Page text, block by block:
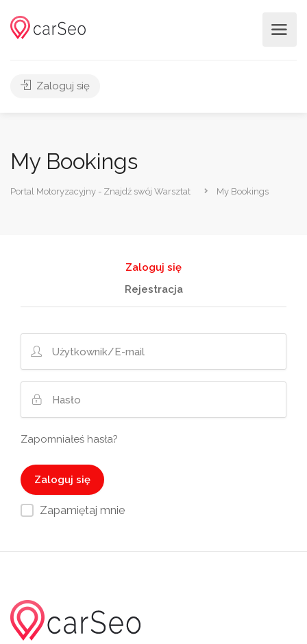
Zaloguj się
My Bookings
Portal Motoryzacyjny - Znajdź swój Warsztat My Bookings
Zaloguj się
Rejestracja
Zapomniałeś hasła?
Zapamiętaj mnie